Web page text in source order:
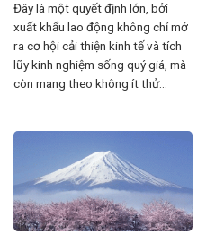
Đây là một quyết định lớn, bởi
xuất khẩu lao động không chỉ mở
ra cơ hội cải thiện kinh tế và tích
lũy kinh nghiệm sống quý giá, mà
còn mang theo không ít thử...